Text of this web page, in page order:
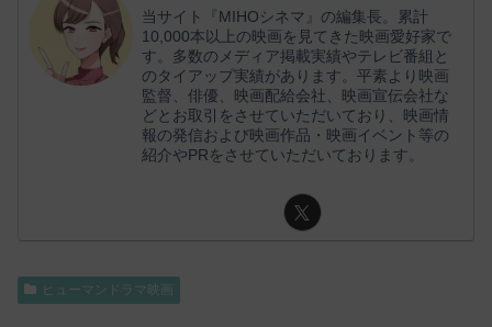
当サイト『MIHOシネマ』の編集長。累計
10,000本以上の映画を見てきた映画愛好家で
す。多数のメディア掲載実績やテレビ番組と
のタイアップ実績があります。平素より映画
監督、俳優、映画配給会社、映画宣伝会社な
どとお取引をさせていただいており、映画情
報の発信および映画作品・映画イベント等の
紹介やPRをさせていただいております。
ヒューマンドラマ映画